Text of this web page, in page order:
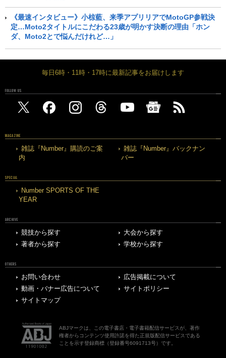
《最速インタビュー》小椋藍、来季アプリリアでMotoGP参戦決
定…Moto2タイトルにこだわる23歳が明かす決断の理由「ホン
ダ、Moto2とで悩んだけれど…」
毎日6時・11時・17時に最新記事をお届けします
FOLLOW US
MAGAZINE
雑誌『Number』購読のご案
内
雑誌『Number』バックナン
バー
SPECIAL
Number SPORTS OF THE
YEAR
ARCHIVE
競技から探す
大会から探す
著者から探す
学校から探す
OTHERS
お問い合わせ
広告掲載について
動画・バナー広告について
サイトポリシー
サイトマップ
ABJマークは、この電子書店・電子書籍配信サービスが、著作
権者からコンテンツ使用許諾を得た正規版配信サービスである
ことを示す登録商標（登録番号6091713号）です。